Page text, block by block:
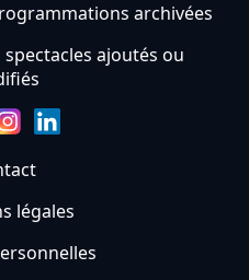
archivées
spectacles ajoutés ou
légales